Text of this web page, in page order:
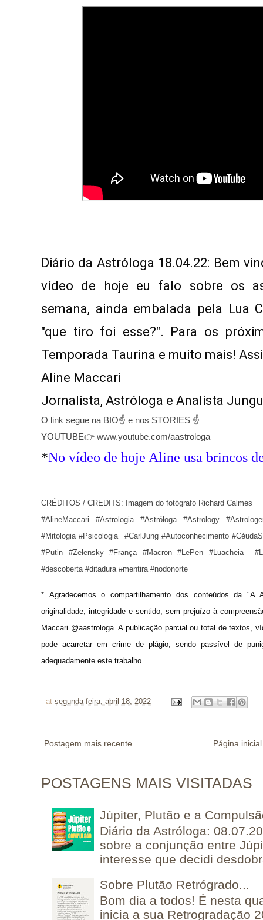
Diário da Astróloga 18.04.22: Bem
vídeo de hoje eu falo sobre os
semana, ainda embalada pela Lua
"que tiro foi esse?". Para os
Aline Maccari
Jornalista, Astróloga e Analista
O link segue na BIO☝ e nos STORIES ☝
YOUTUBE👉 www.youtube.com/aastrologa
*No vídeo de hoje Aline usa brincos
CRÉDITOS / CREDITS: Imagem do fotógrafo Richard Calmes
#AlineMaccari #Astrologia #Astróloga #Astrology
#Mitologia #Psicologia  #CarlJung #Autoconhecimento
#Putin #Zelensky #França #Macron #LePen #Luacheia
#descoberta #ditadura #mentira #nodonorte
* Agradecemos o compartilhamento dos conteúdos da
originalidade, integridade e sentido, sem prejuízo à
Maccari @aastrologa. A publicação parcial ou total de textos,
pode acarretar em crime de plágio, sendo passível de
adequadamente este trabalho.
at segunda-feira, abril 18, 2022
Postagem mais recente Página inicial
POSTAGENS MAIS VISITADAS
Júpiter, Plutão e a
Diário da Astróloga:
sobre a conjunção entre
interesse que decidi
Sobre Plutão Retrógrado...
Bom dia a todos! É nesta
inicia a sua Retrogradação